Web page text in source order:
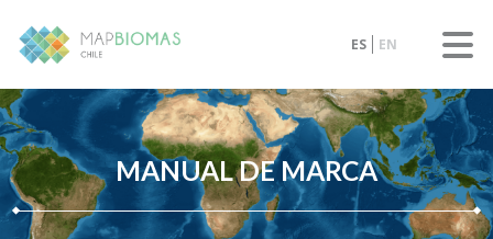
ES EN
MANUAL DE MARCA